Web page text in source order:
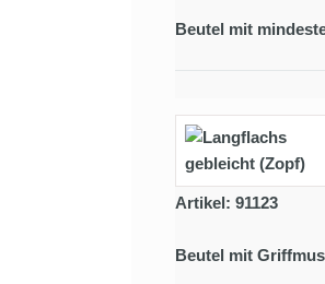
Beutel mit
Artikel: 91123
Beutel mit